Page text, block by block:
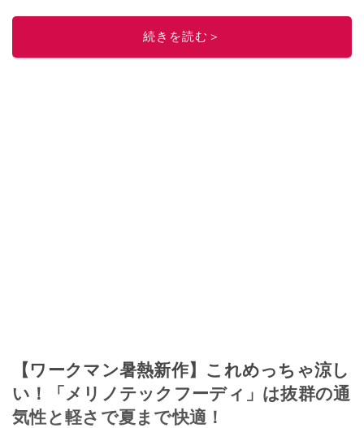
このイチオシストの他の記事を読む
続きを読む＞
【ワークマン暑熱新作】これめっちゃ涼し
い！「メリノテックフーディ」は抜群の通
気性と軽さで夏まで快適！